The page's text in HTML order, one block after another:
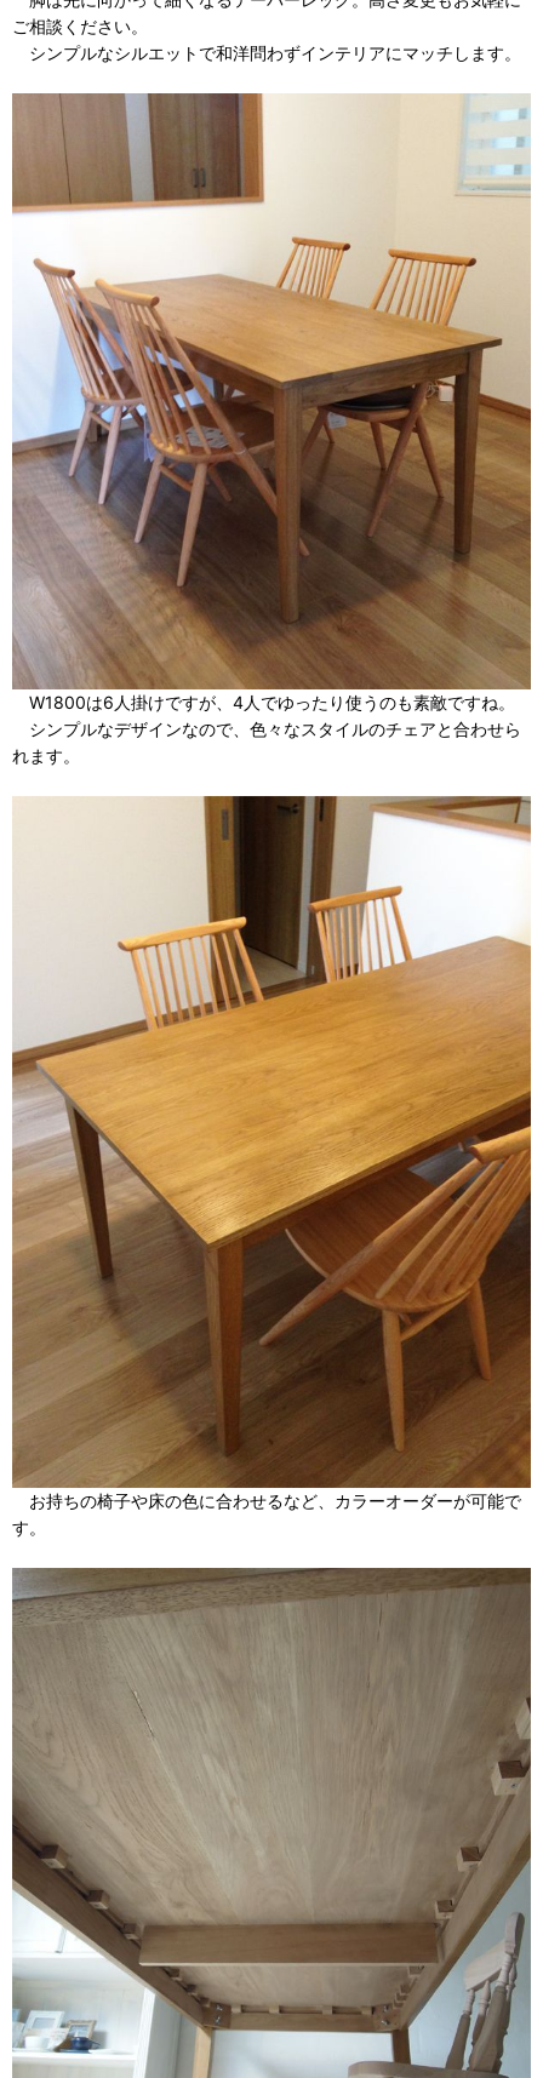
ご相談ください。
シンプルなシルエットで和洋問わずインテリアにマッチします。
W1800は6人掛けですが、4人でゆったり使うのも素敵ですね。
シンプルなデザインなので、色々なスタイルのチェアと合わせら
れます。
お持ちの椅子や床の色に合わせるなど、カラーオーダーが可能で
す。